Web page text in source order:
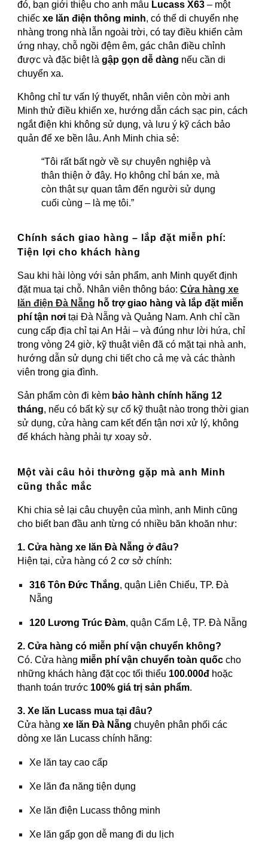
đó, bạn giới thiệu cho anh mẫu Lucass X63 – một
chiếcxe lăn điện thông minh, có thể di chuyển nhẹ
nhàng trong nhà lẫn ngoài trời, có tay điều khiển cảm
ứng nhạy, chỗ ngồi đệm êm, gác chân điều chỉnh
được và đặc biệt làgập gọn dễ dàng nếu cần di
chuyển xa.
Không chỉ tư vấn lý thuyết, nhân viên còn mời anh
Minh thử điều khiển xe, hướng dẫn cách sạc pin, cách
ngắt điện khi không sử dụng, và lưu ý kỹ cách bảo
quản để xe bền lâu. Anh Minh chia sẻ:
“Tôi rất bất ngờ về sự chuyên nghiệp và
thân thiện ở đây. Họ không chỉ bán xe, mà
còn thật sự quan tâm đến người sử dụng
cuối cùng – là mẹ tôi.”
Chính sách giao hàng – lắp đặt miễn phí:
Tiện lợi cho khách hàng
Sau khi hài lòng với sản phẩm, anh Minh quyết định
đặt mua tại chỗ. Nhân viên thông báo:Cửa hàng xe
lăn điện Đà Nẵng hỗ trợ giao hàng và lắp đặt miễn
phí tận nơi tại Đà Nẵng và Quảng Nam. Anh chỉ cần
cung cấp địa chỉ tại An Hải – và đúng như lời hứa, chỉ
trong vòng 24 giờ, kỹ thuật viên đã có mặt tại nhà anh,
hướng dẫn sử dụng chi tiết cho cả mẹ và các thành
viên trong gia đình.
Sản phẩm còn đi kèm bảo hành chính hãng 12
tháng, nếu có bất kỳ sự cố kỹ thuật nào trong thời gian
sử dụng, cửa hàng cam kết đến tận nơi xử lý, không
để khách hàng phải tự xoay sở.
Một vài câu hỏi thường gặp mà anh Minh
cũng thắc mắc
Khi chia sẻ lại câu chuyện của mình, anh Minh cũng
cho biết ban đầu anh từng có nhiều băn khoăn như:
1. Cửa hàng xe lăn Đà Nẵng ở đâu?
Hiện tại, cửa hàng có 2 cơ sở chính:
316 Tôn Đức Thắng, quận Liên Chiểu, TP. Đà
Nẵng
120 Lương Trúc Đàm, quận Cẩm Lệ, TP. Đà Nẵng
2. Cửa hàng có miễn phí vận chuyển không?
Có. Cửa hàng miễn phí vận chuyển toàn quốc cho
những khách hàng đặt cọc tối thiểu 100.000đ hoặc
thanh toán trước 100% giá trị sản phẩm.
3. Xe lăn Lucass mua tại đâu?
Cửa hàngxe lăn Đà Nẵng chuyên phân phối các
dòng xe lăn Lucass chính hãng:
Xe lăn tay cao cấp
Xe lăn đa năng tiện dụng
Xe lăn điện Lucass thông minh
Xe lăn gấp gọn dễ mang đi du lịch